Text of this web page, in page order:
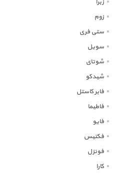
زبرا
زوم
ستی فری
سویل
شوتای
شیدکو
فابر کاستل
فاطیما
فایو
فکتیس
فونزل
کارا